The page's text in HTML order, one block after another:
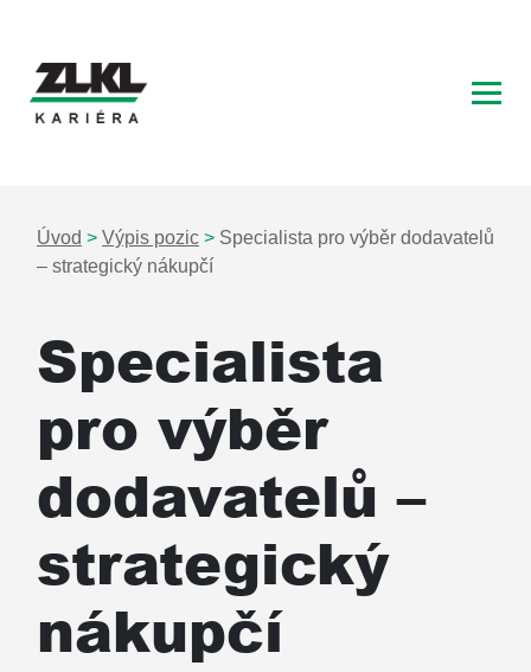
Hlavní navigace
Úvod > Výpis pozic > Specialista pro výběr dodavatelů
– strategický nákupčí
Specialista
pro výběr
dodavatelů –
strategický
nákupčí